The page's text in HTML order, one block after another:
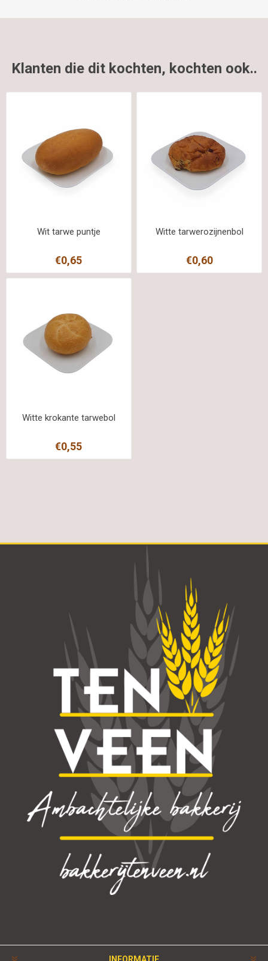
Klanten die dit kochten, kochten ook..
Wit tarwe puntje
€0,65
Witte tarwerozijnenbol
€0,60
Witte krokante tarwebol
€0,55